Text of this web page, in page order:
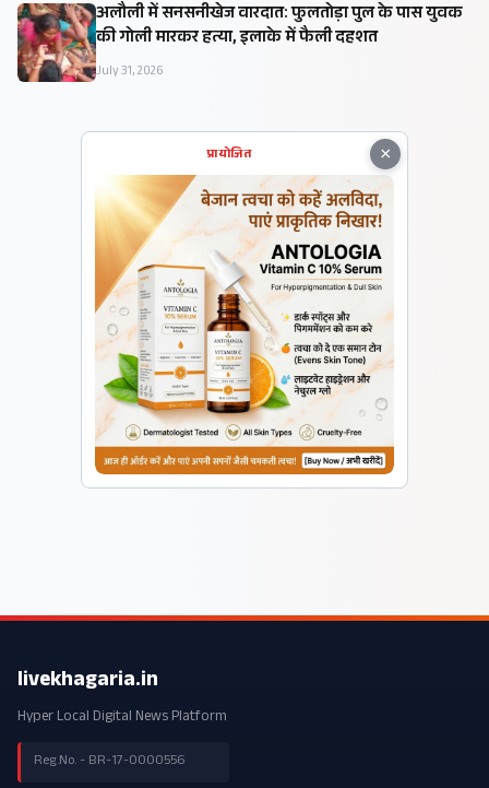
अलौली में सनसनीखेज वारदात: फुलतोड़ा पुल के पास युवक
की गोली मारकर हत्या, इलाके में फैली दहशत
July 31, 2026
×
प्रायोजित
livekhagaria.in
Hyper Local Digital News Platform
Reg.No. - BR-17-0000556